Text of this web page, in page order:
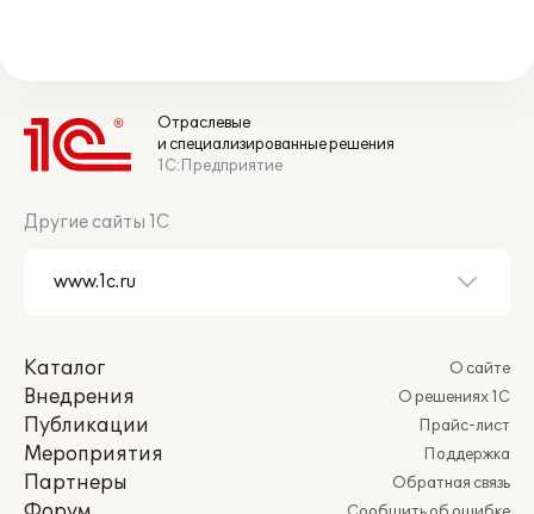
Отраслевые
и специализированные решения
1С:Предприятие
Другие сайты 1С
Каталог
Внедрения
Публикации
Мероприятия
Партнеры
О сайте
О решениях 1С
Прайс-лист
Поддержка
Обратная связь